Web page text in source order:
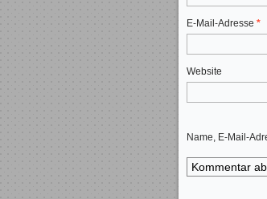
E-Mail-Adresse *
Website
Name, E-Mail-